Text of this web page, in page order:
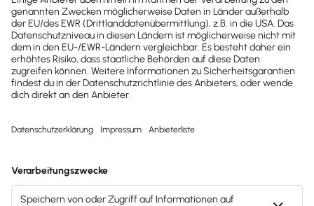
wichtige News zu
Gesetzesänderungen,
hilfreiche Praxis-Tipps und
kostenlose Tools für
Unternehmen erhalten?
Dann abonniere unseren